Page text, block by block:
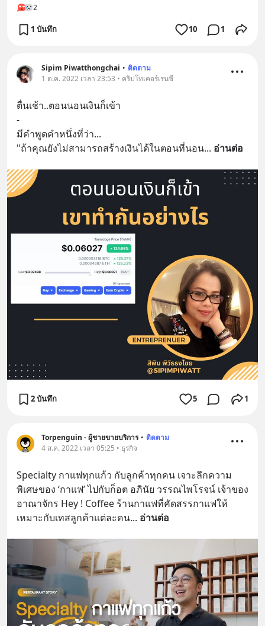
2
1 บันทึก 10 1
Sipim Piwatthongchai • ติดตาม
1 ต.ค. 2022 เวลา 23:53 • คริปโทเคอร์เรนซี
ตื่นเช้า..ตอนนอนเงินก็เข้า
-
มีคำพูดคำหนึ่งที่ว่า...
"ถ้าคุณยังไม่สามารถสร้างเงินได้ในตอนที่นอน... อ่านต่อ
2 บันทึก 5 1
Torpenguin - ผู้ชายขายบริการ • ติดตาม
4 ส.ค. 2022 เวลา 05:25 • ธุรกิจ
Specialty กาแฟทุกแก้ว กับลูกค้าทุกคน เจาะลึกความ
พิเศษของ ‘กาแฟ’ ไปกับก็อต อภินัย วรรณไพโรจน์ เจ้าของ
อาณาจักร Hey ! Coffee ร้านกาแฟที่คัดสรรกาแฟให้
เหมาะกับเทสลูกค้าแต่ละคน... อ่านต่อ